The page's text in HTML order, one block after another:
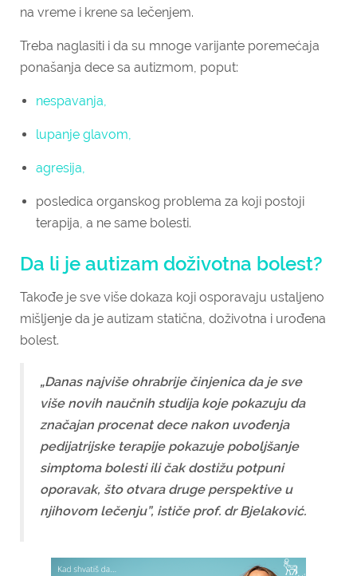
na vreme i krene sa lečenjem.
Treba naglasiti i da su mnoge varijante poremećaja
ponašanja dece sa autizmom, poput:
nespavanja,
lupanje glavom,
agresija,
posledica organskog problema za koji postoji
terapija, a ne same bolesti.
Da li je autizam doživotna bolest?
Takođe je sve više dokaza koji osporavaju ustaljeno
mišljenje da je autizam statična, doživotna i urođena
bolest.
„Danas najviše ohrabrije činjenica da je sve
više novih naučnih studija koje pokazuju da
značajan procenat dece nakon uvođenja
pedijatrijske terapije pokazuje poboljšanje
simptoma bolesti ili čak dostižu potpuni
oporavak, što otvara druge perspektive u
njihovom lečenju”, ističe prof. dr Bjelaković.